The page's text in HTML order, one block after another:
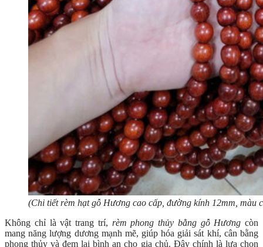
(Chi tiết rèm hạt gỗ Hương cao cấp, đường kính 12mm, màu
Không chỉ là vật trang trí, rèm phong thủy bằng gỗ Hương còn
mang năng lượng dương mạnh mẽ, giúp hóa giải sát khí, cân bằng
phong thủy và đem lại bình an cho gia chủ. Đây chính là lựa chọn